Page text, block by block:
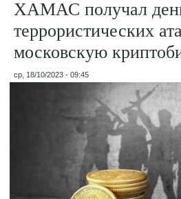
ХАМАС получал
террористических
московскую
ср, 18/10/2023 - 09:45